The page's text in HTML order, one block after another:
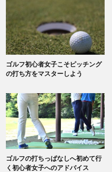
ゴルフ初心者女子こそピッチング
の打ち方をマスターしよう
ゴルフの打ちっぱなしへ初めて行
く初心者女子へのアドバイス